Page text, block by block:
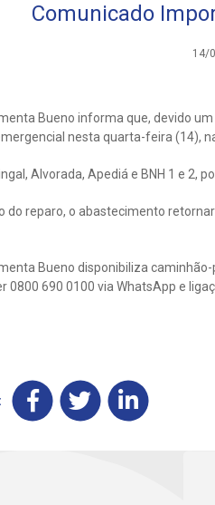
Comunicado
14/
Bueno informa que, devido
nesta quarta-feira (14),
Alvorada, Apediá e BNH 1 e 2,
do reparo, o abastecimento
Bueno disponibiliza
0800 690 0100 via WhatsApp e